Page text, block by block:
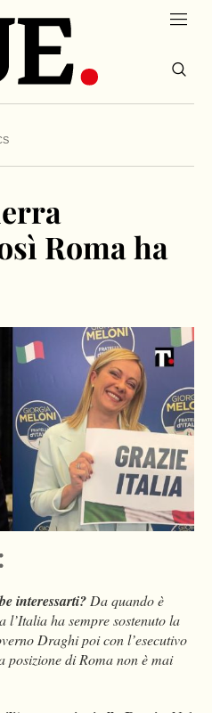
Roma ha
interessarti?Da quando è
ha sempre sostenuto la
Draghi poi con l’esecutivo
posizione di Roma non è mai